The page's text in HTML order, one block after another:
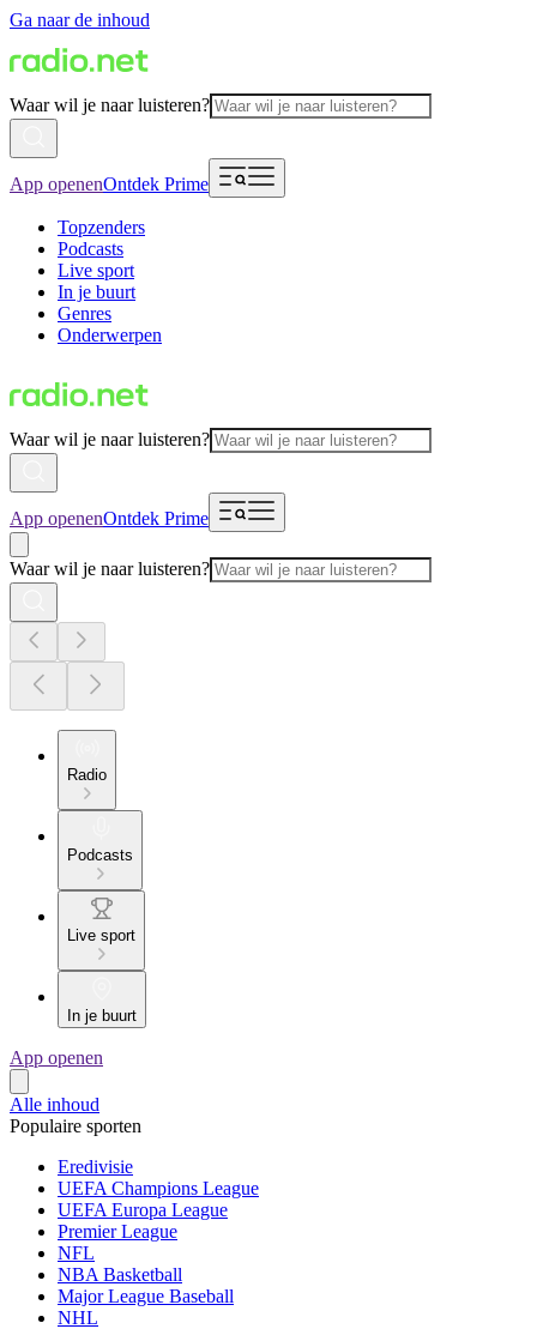
Ga naar de inhoud
Waar wil je naar luisteren?
App openenOntdek Prime
Topzenders
Podcasts
Live sport
In je buurt
Genres
Onderwerpen
Waar wil je naar luisteren?
App openenOntdek Prime
Waar wil je naar luisteren?
Radio
Podcasts
Live sport
In je buurt
App openen
Alle inhoud
Populaire sporten
Eredivisie
UEFA Champions League
UEFA Europa League
Premier League
NFL
NBA Basketball
Major League Baseball
NHL